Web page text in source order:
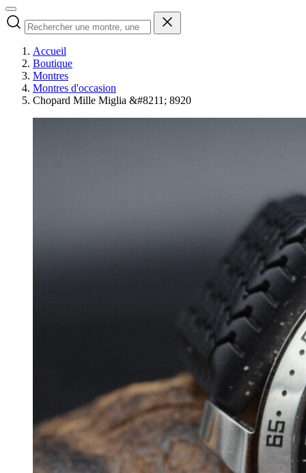
Accueil
Boutique
Montres
Montres d'occasion
Chopard Mille Miglia &#8211; 8920